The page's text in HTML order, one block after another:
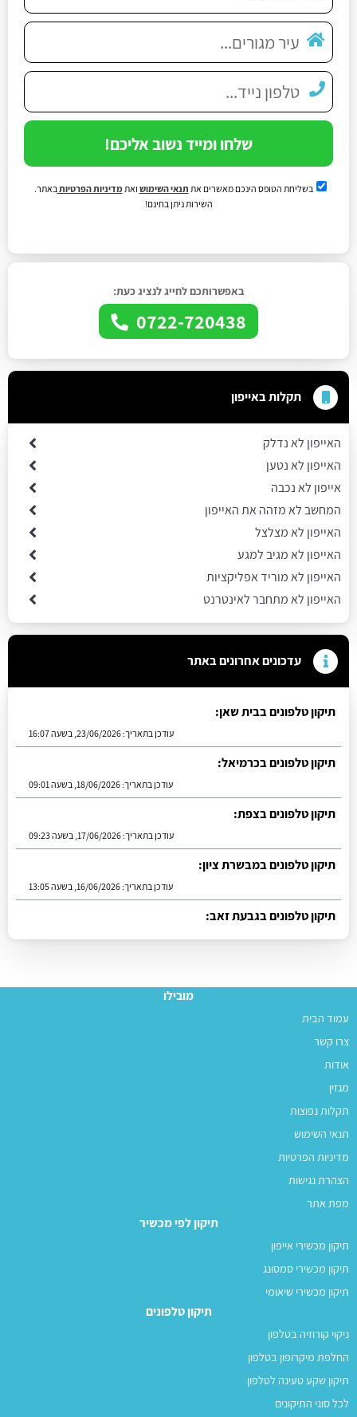
שלחו ומייד נשוב אליכם!
בשליחת הטופס הינכם מאשרים את תנאי השימוש ואתמדיניות הפרטיותבאתר.
השירות ניתן בחינם!
באפשרותכם לחייג לנציג כעת:
0722-720438
תקלות באייפון
האייפון לא נדלק
האייפון לא נטען
אייפון לא נכבה
המחשב לא מזהה את האייפון
האייפון לא מצלצל
האייפון לא מגיב למגע
האייפון לא מוריד אפליקציות
האייפון לא מתחבר לאינטרנט
עדכונים אחרונים באתר
תיקון טלפונים בבית שאן:
עודכן בתאריך: 23/06/2026, בשעה 16:07
תיקון טלפונים בכרמיאל:
עודכן בתאריך: 18/06/2026, בשעה 09:01
תיקון טלפונים בצפת:
עודכן בתאריך: 17/06/2026, בשעה 09:23
תיקון טלפונים במבשרת ציון:
עודכן בתאריך: 16/06/2026, בשעה 13:05
תיקון טלפונים בגבעת זאב:
עודכן בתאריך:01/07/2026, בשעה 11:23
מובילו
עמוד הבית
צרו קשר
אודות
מגזין
תקלות נפוצות
תנאי השימוש
מדיניות הפרטיות
הצהרת נגישות
מפת אתר
תיקון לפי מכשיר
תיקון מכשירי אייפון
תיקון מכשירי סמסונג
תיקון מכשירי שיאומי
תיקון טלפונים
ניקוי קורוזיה בטלפון
החלפת מיקרופון בטלפון
תיקון שקע טעינה לטלפון
לכל סוגי התיקונים